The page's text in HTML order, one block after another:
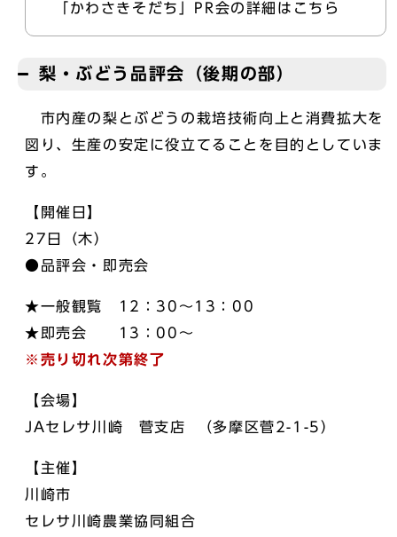
「かわさきそだち」PR会の詳細はこちら
梨・ぶどう品評会（後期の部）
市内産の梨とぶどうの栽培技術向上と消費拡大を
図り、生産の安定に役立てることを目的としていま
す。
【開催日】
27日（木）
●品評会・即売会
★一般観覧 12：30～13：00
★即売会 13：00～
※売り切れ次第終了
【会場】
JAセレサ川崎 菅支店 （多摩区菅2-1-5）
【主催】
川崎市
セレサ川崎農業協同組合